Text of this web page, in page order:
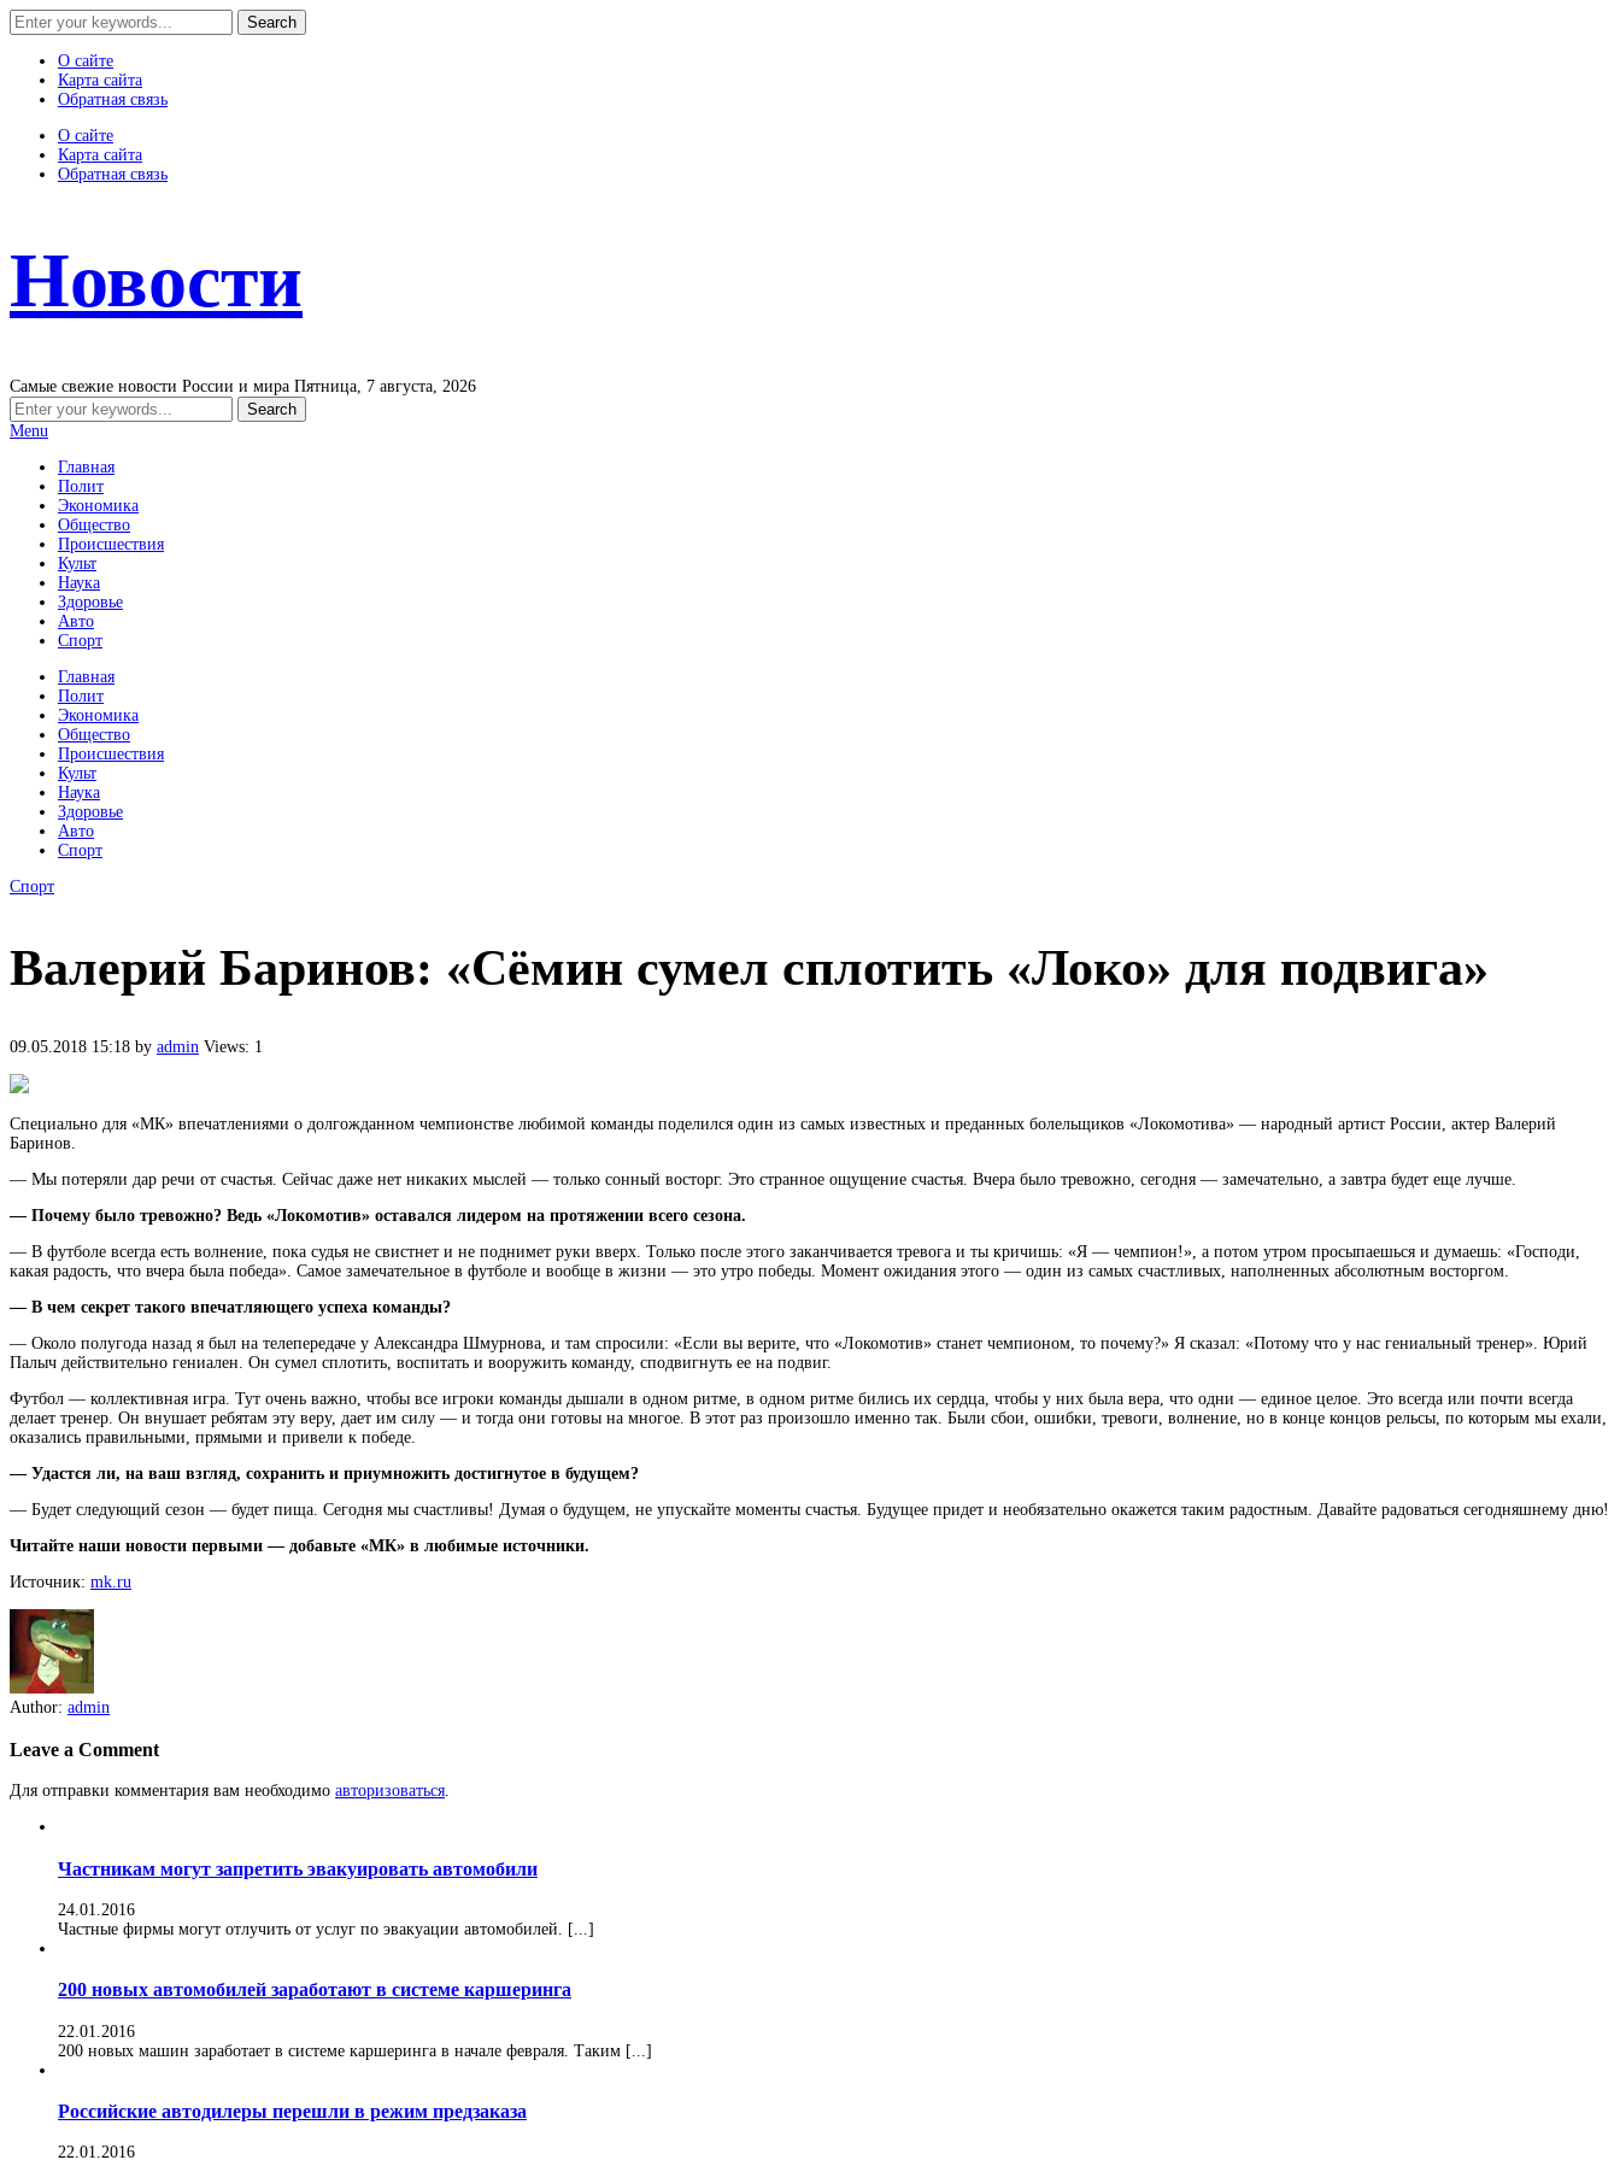
О сайте
Карта сайта
Обратная связь
О сайте
Карта сайта
Обратная связь
Новости
Самые свежие новости России и мира Пятница, 7 августа, 2026
Menu
Главная
Полит
Экономика
Общество
Происшествия
Культ
Наука
Здоровье
Авто
Спорт
Главная
Полит
Экономика
Общество
Происшествия
Культ
Наука
Здоровье
Авто
Спорт
Спорт
Валерий Баринов: «Сёмин сумел сплотить «Локо» для подвига»
09.05.2018 15:18 by admin Views: 1
Специально для «МК» впечатлениями о долгожданном чемпионстве любимой команды поделился один из самых известных и преданных болельщиков «Локомотива» — народный артист России, актер Валерий
Баринов.
— Мы потеряли дар речи от счастья. Сейчас даже нет никаких мыслей — только сонный восторг. Это странное ощущение счастья. Вчера было тревожно, сегодня — замечательно, а завтра будет еще лучше.
— Почему было тревожно? Ведь «Локомотив» оставался лидером на протяжении всего сезона.
— В футболе всегда есть волнение, пока судья не свистнет и не поднимет руки вверх. Только после этого заканчивается тревога и ты кричишь: «Я — чемпион!», а потом утром просыпаешься и думаешь: «Господи,
какая радость, что вчера была победа». Самое замечательное в футболе и вообще в жизни — это утро победы. Момент ожидания этого — один из самых счастливых, наполненных абсолютным восторгом.
— В чем секрет такого впечатляющего успеха команды?
— Около полугода назад я был на телепередаче у Александра Шмурнова, и там спросили: «Если вы верите, что «Локомотив» станет чемпионом, то почему?» Я сказал: «Потому что у нас гениальный тренер». Юрий
Палыч действительно гениален. Он сумел сплотить, воспитать и вооружить команду, сподвигнуть ее на подвиг.
Футбол — коллективная игра. Тут очень важно, чтобы все игроки команды дышали в одном ритме, в одном ритме бились их сердца, чтобы у них была вера, что одни — единое целое. Это всегда или почти всегда
делает тренер. Он внушает ребятам эту веру, дает им силу — и тогда они готовы на многое. В этот раз произошло именно так. Были сбои, ошибки, тревоги, волнение, но в конце концов рельсы, по которым мы ехали,
оказались правильными, прямыми и привели к победе.
— Удастся ли, на ваш взгляд, сохранить и приумножить достигнутое в будущем?
— Будет следующий сезон — будет пища. Сегодня мы счастливы! Думая о будущем, не упускайте моменты счастья. Будущее придет и необязательно окажется таким радостным. Давайте радоваться сегодняшнему дню!
Читайте наши новости первыми — добавьте «МК» в любимые источники.
Источник: mk.ru
Author: admin
Leave a Comment
Для отправки комментария вам необходимо авторизоваться.
Частникам могут запретить эвакуировать автомобили
24.01.2016
Частные фирмы могут отлучить от услуг по эвакуации автомобилей. [...]
200 новых автомобилей заработают в системе каршеринга
22.01.2016
200 новых машин заработает в системе каршеринга в начале февраля. Таким [...]
Российские автодилеры перешли в режим предзаказа
22.01.2016